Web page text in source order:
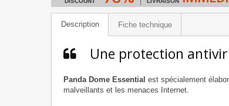
Description Fiche technique
Une protection
Panda Dome Essential est spécialement
malveillants et les menaces Internet.